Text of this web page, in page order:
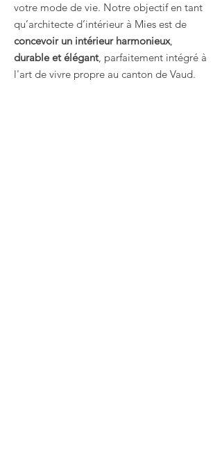
votre mode de vie. Notre objectif en tant
qu’architecte d’intérieur à Mies est de
concevoir un intérieur harmonieux,
durable et élégant, parfaitement intégré à
l'art de vivre propre au canton de Vaud.